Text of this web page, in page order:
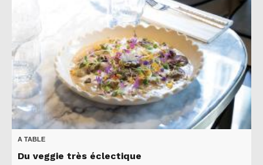
A TABLE
Du veggie très éclectique